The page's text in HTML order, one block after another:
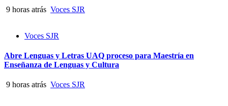
9 horas atrás Voces SJR
Voces SJR
Abre Lenguas y Letras UAQ proceso para Maestría en
Enseñanza de Lenguas y Cultura
9 horas atrás Voces SJR